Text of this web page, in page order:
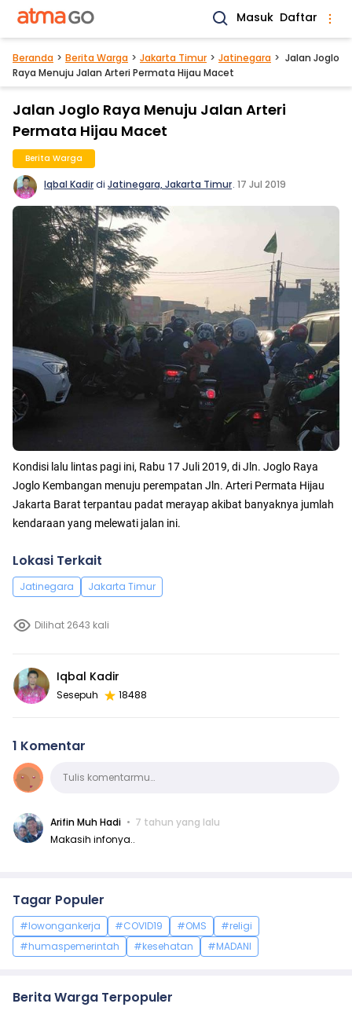
Masuk Daftar
Beranda Berita Warga Jakarta Timur Jatinegara
Jalan Joglo
Raya Menuju Jalan Arteri Permata Hijau Macet
Jalan Joglo Raya Menuju Jalan Arteri
Permata Hijau Macet
Berita Warga
Iqbal Kadirdi Jatinegara, Jakarta Timur. 17 Jul 2019
Kondisi lalu lintas pagi ini, Rabu 17 Juli 2019, di Jln. Joglo Raya
Joglo Kembangan menuju perempatan Jln. Arteri Permata Hijau
Jakarta Barat terpantau padat merayap akibat banyaknya jumlah
kendaraan yang melewati jalan ini.
Lokasi Terkait
Jatinegara Jakarta Timur
Dilihat 2643 kali
Iqbal Kadir
Sesepuh 18488
1 Komentar
KomentarTulis komentarmu…
Arifin Muh Hadi
7 tahun yang lalu
Makasih infonya..
Tagar Populer
#lowongankerja #COVID19 #OMS
#religi
#humaspemerintah
#kesehatan #MADANI
Berita Warga Terpopuler